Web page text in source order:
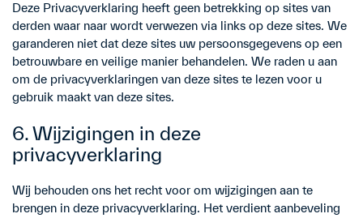
Deze Privacyverklaring heeft geen betrekking op sites van
derden waar naar wordt verwezen via links op deze sites. We
garanderen niet dat deze sites uw persoonsgegevens op een
betrouwbare en veilige manier behandelen. We raden u aan
om de privacyverklaringen van deze sites te lezen voor u
gebruik maakt van deze sites.
6. Wijzigingen in deze
privacyverklaring
Wij behouden ons het recht voor om wijzigingen aan te
brengen in deze privacyverklaring. Het verdient aanbeveling